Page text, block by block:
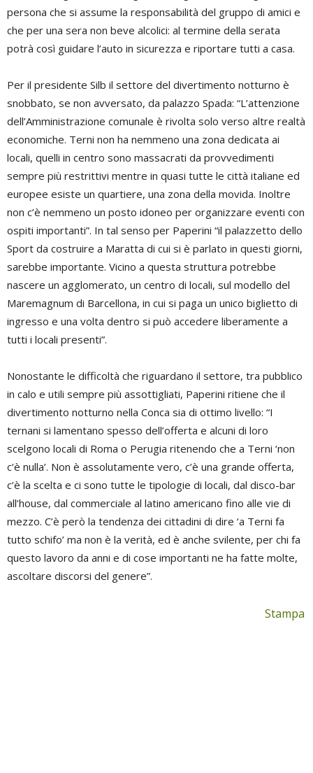
persona che si assume la responsabilità del gruppo di amici e
che per una sera non beve alcolici: al termine della serata
potrà così guidare l’auto in sicurezza e riportare tutti a casa.
Per il presidente Silb il settore del divertimento notturno è
snobbato, se non avversato, da palazzo Spada: “L’attenzione
dell’Amministrazione comunale è rivolta solo verso altre realtà
economiche. Terni non ha nemmeno una zona dedicata ai
locali, quelli in centro sono massacrati da provvedimenti
sempre più restrittivi mentre in quasi tutte le città italiane ed
europee esiste un quartiere, una zona della movida. Inoltre
non c’è nemmeno un posto idoneo per organizzare eventi con
ospiti importanti”. In tal senso per Paperini “il palazzetto dello
Sport da costruire a Maratta di cui si è parlato in questi giorni,
sarebbe importante. Vicino a questa struttura potrebbe
nascere un agglomerato, un centro di locali, sul modello del
Maremagnum di Barcellona, in cui si paga un unico biglietto di
ingresso e una volta dentro si può accedere liberamente a
tutti i locali presenti”.
Nonostante le difficoltà che riguardano il settore, tra pubblico
in calo e utili sempre più assottigliati, Paperini ritiene che il
divertimento notturno nella Conca sia di ottimo livello: “I
ternani si lamentano spesso dell’offerta e alcuni di loro
scelgono locali di Roma o Perugia ritenendo che a Terni ‘non
c’è nulla’. Non è assolutamente vero, c’è una grande offerta,
c’è la scelta e ci sono tutte le tipologie di locali, dal disco-bar
all’house, dal commerciale al latino americano fino alle vie di
mezzo. C’è però la tendenza dei cittadini di dire ‘a Terni fa
tutto schifo’ ma non è la verità, ed è anche svilente, per chi fa
questo lavoro da anni e di cose importanti ne ha fatte molte,
ascoltare discorsi del genere”.
Stampa